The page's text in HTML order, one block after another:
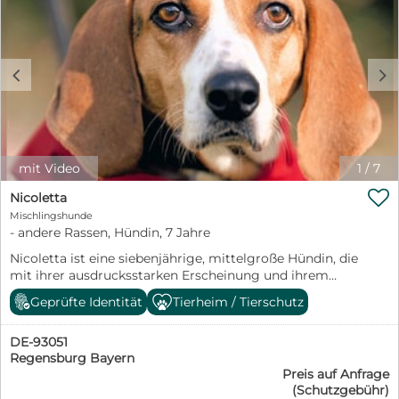
1 / 7
c d
mit Video
Nicoletta
Mischlingshunde
- andere Rassen, Hündin, 7 Jahre
Nicoletta ist eine siebenjährige, mittelgroße Hündin, die
mit ihrer ausdrucksstarken Erscheinung und ihrem
wachen Blick sofort auffällt. Sie bringt viel
Persönlichkeit mit: intelligent, sensibel und
menschenbezogen, gleichzeitig aber auch mit einem
ausgeprägten Jagdtrieb und einer ordentlichen Portion
Energie. Vermutlich steckt eine Bracke oder ein
Foxhound in ihr – ihre feine Nase und ihre Freude an
Bewegung sprechen jedenfalls dafür. Im Haus zeigt

Geprüfte Identität Tierheim / Tierschutz
DE-93051
Regensburg Bayern
Preis auf Anfrage
(Schutzgebühr)